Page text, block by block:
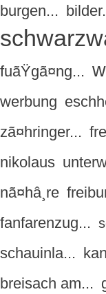
burgen...
fuãŸgã¤ng...
werbung
zã¤hringer...
nikolaus
nã¤hâ¸re
fanfarenzug...
schauinla...
breisach am...